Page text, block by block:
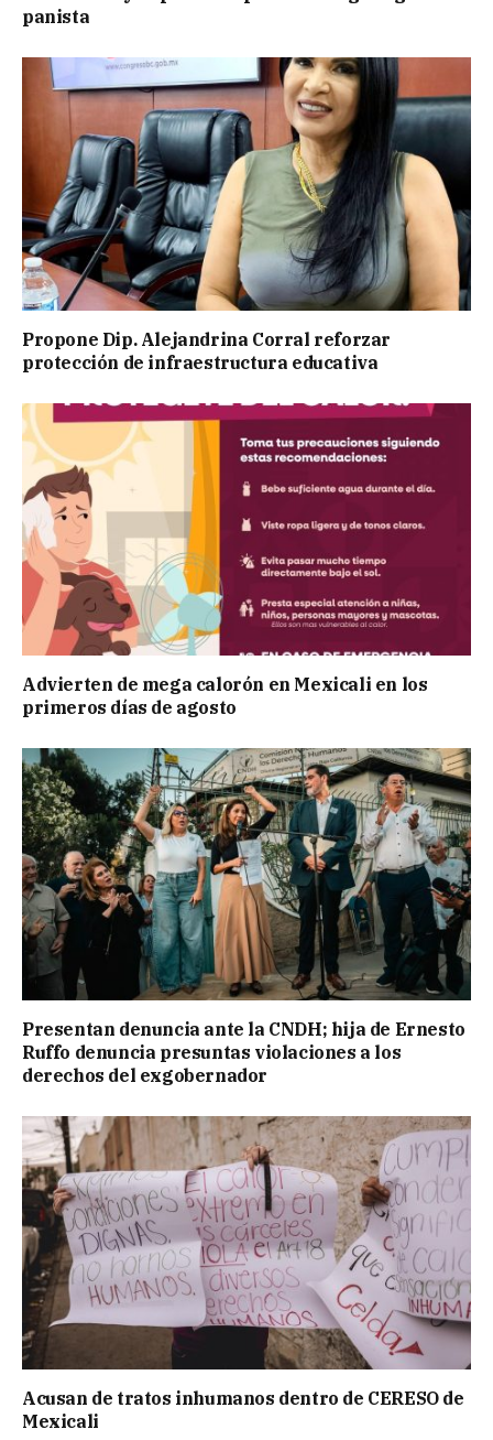
panista
Propone Dip. Alejandrina Corral reforzar
protección de infraestructura educativa
Advierten de mega calorón en Mexicali en los
primeros días de agosto
Presentan denuncia ante la CNDH; hija de Ernesto
Ruffo denuncia presuntas violaciones a los
derechos del exgobernador
Acusan de tratos inhumanos dentro de CERESO de
Mexicali